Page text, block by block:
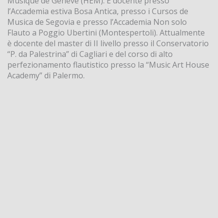
l’Accademia estiva Bosa Antica, presso i Cursos de
Musica de Segovia e presso l’Accademia Non solo
Flauto a Poggio Ubertini (Montespertoli). Attualmente
è docente del master di II livello presso il Conservatorio
“P. da Palestrina” di Cagliari e del corso di alto
perfezionamento flautistico presso la “Music Art House
Academy” di Palermo.